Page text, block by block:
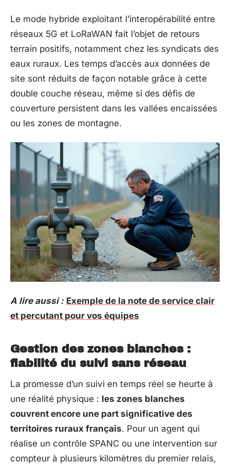
Le mode hybride exploitant l’interopérabilité entre
réseaux 5G et LoRaWAN fait l’objet de retours
terrain positifs, notamment chez les syndicats des
eaux ruraux. Les temps d’accès aux données de
site sont réduits de façon notable grâce à cette
double couche réseau, même si des défis de
couverture persistent dans les vallées encaissées
ou les zones de montagne.
A lire aussi : Exemple de la note de service clair
et percutant pour vos équipes
Gestion des zones blanches :
fiabilité du suivi sans réseau
La promesse d’un suivi en temps réel se heurte à
une réalité physique : les zones blanches
couvrent encore une part significative des
territoires ruraux français. Pour un agent qui
réalise un contrôle SPANC ou une intervention sur
compteur à plusieurs kilomètres du premier relais,